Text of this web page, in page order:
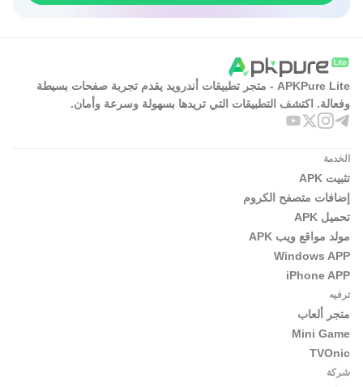
APKPure Lite - متجر تطبيقات أندرويد يقدم تجربة صفحات بسيطة
وفعالة. اكتشف التطبيقات التي تريدها بسهولة وسرعة وأمان.
الخدمة
تثبيت APK
إضافات متصفح الكروم
تحميل APK
مولد مواقع ويب APK
Windows APP
iPhone APP
ترفيه
متجر ألعاب
Mini Game
TVOnic
شركة